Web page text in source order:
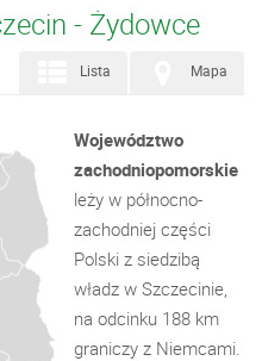
- Żydowce
Mapa
Lista
Województwo
zachodniopomorskie
leży w północno-
zachodniej części
Polski z siedzibą
władz w Szczecinie,
na odcinku 188 km
graniczy z Niemcami.